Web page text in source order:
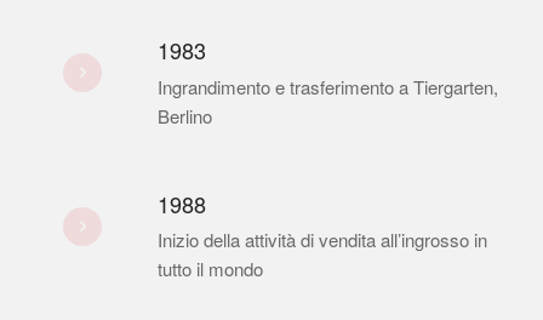
1983
Ingrandimento e trasferimento a Tiergarten,
Berlino
1988
Inizio della attività di vendita all’ingrosso in
tutto il mondo